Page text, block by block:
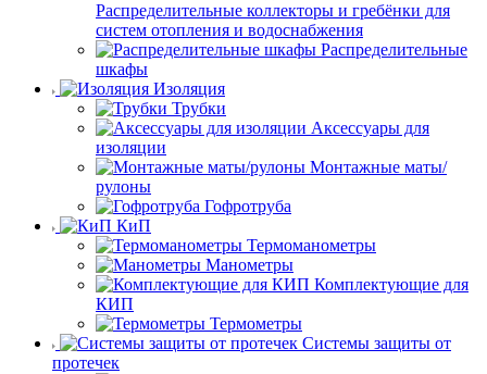
Распределительные коллекторы и гребёнки для
систем отопления и водоснабжения
Распределительные
шкафы
Изоляция
Трубки
Аксессуары для
изоляции
Монтажные маты/
рулоны
Гофротруба
КиП
Термоманометры
Манометры
Комплектующие для
КИП
Термометры
Системы защиты от
протечек